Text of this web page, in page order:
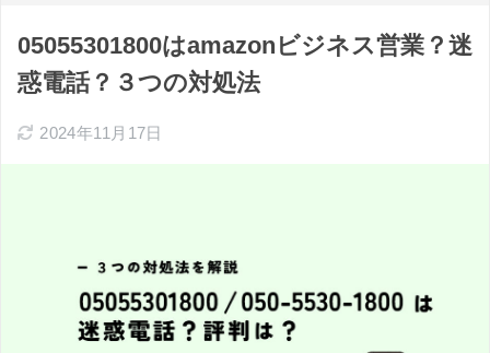
05055301800はamazonビジネス営業？迷
惑電話？３つの対処法
2024年11月17日